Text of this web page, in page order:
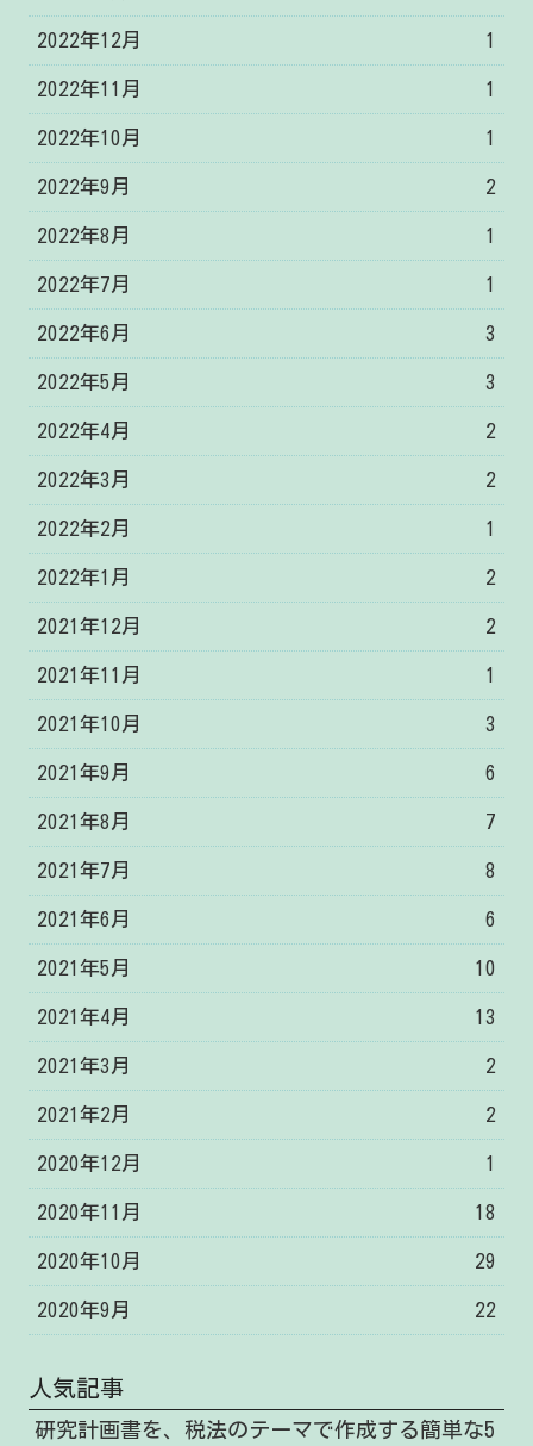
2022年12月 1
2022年11月 1
2022年10月 1
2022年9月 2
2022年8月 1
2022年7月 1
2022年6月 3
2022年5月 3
2022年4月 2
2022年3月 2
2022年2月 1
2022年1月 2
2021年12月 2
2021年11月 1
2021年10月 3
2021年9月 6
2021年8月 7
2021年7月 8
2021年6月 6
2021年5月 10
2021年4月 13
2021年3月 2
2021年2月 2
2020年12月 1
2020年11月 18
2020年10月 29
2020年9月 22
人気記事
研究計画書を、税法のテーマで作成する簡単な5